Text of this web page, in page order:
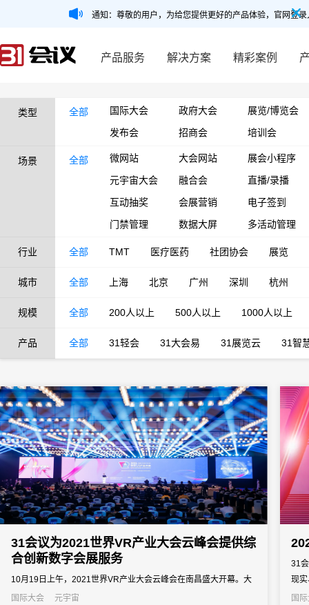
通知：尊敬的用户，为给您提供更好的产品体验，官网登
产品服务 解决方案 精彩案例
类型 全部 国际大会 政府大会
展览/博览会
发布会
招商会 培训会
场景 全部 微网站 大会网站
展会小程序
元宇宙大会
融合会
直播/录播
互动抽奖
会展营销
电子签到
门禁管理
数据大屏 多活动管理
行业 全部 TMT 医疗医药 社团协会 展览
城市 全部 上海 北京 广州 深圳 杭州
规模 全部 200人以上 500人以上 1000人以上
产品 全部 31轻会 31大会易 31展览云 31智
31会议为2021世界VR产业大会云峰会提供综
合创新数字会展服务
10月19日上午，2021世界VR产业大会云峰会在南昌盛大开幕。大
会由工业和信息化部、江西省人民政府主办，中国电子信息产业发
国际大会
元宇宙
31
现
新
国